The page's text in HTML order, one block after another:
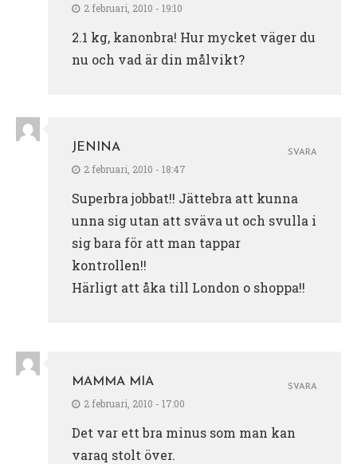
2 februari, 2010 - 19:10
2.1 kg, kanonbra! Hur mycket väger du
nu och vad är din målvikt?
JENINA
2 februari, 2010 - 18:47
Superbra jobbat!! Jättebra att kunna
unna sig utan att sväva ut och svulla i
sig bara för att man tappar
kontrollen!!
Härligt att åka till London o shoppa!!
SVARA
MAMMA MIA
2 februari, 2010 - 17:00
Det var ett bra minus som man kan
varaq stolt över.
SVARA